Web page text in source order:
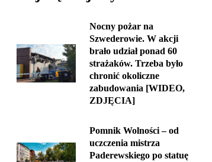
Nocny pożar na
Szwederowie. W akcji
brało udział ponad 60
strażaków. Trzeba było
chronić okoliczne
zabudowania [WIDEO,
ZDJĘCIA]
Pomnik Wolności – od
uczczenia mistrza
Paderewskiego po statuę